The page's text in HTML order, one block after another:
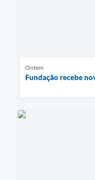
Ontem
Fundação recebe